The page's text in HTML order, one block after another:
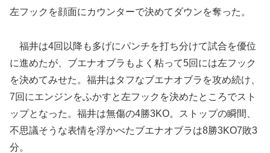
左フックを顔面にカウンターで決めてダウンを奪った。
福井は4回以降も多げにパンチを打ち分けて試合を優位
に進めたが、ブエナオブラもよく粘って5回には左フック
を決めてみせた。福井はタフなブエナオブラを攻め続け、
7回にエンジンをふかすと左フックを決めたところでスト
ップとなった。福井は無傷の4勝3KO。ストップの瞬間、
不思議そうな表情を浮かべたブエナオブラは8勝3KO7敗3
分。